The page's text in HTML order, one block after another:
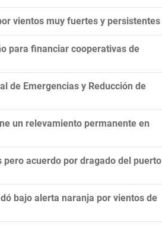
vientos muy fuertes y persistentes
para financiar cooperativas de
de Emergencias y Reducción de
un relevamiento permanente en
acuerdo por dragado del puerto
bajo alerta naranja por vientos de